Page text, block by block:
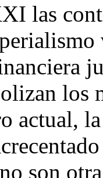
las
los
actual,
son